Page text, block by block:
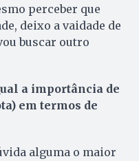
perceber que
deixo a vaidade de
buscar outro
a importância de
em termos de
alguma o maior